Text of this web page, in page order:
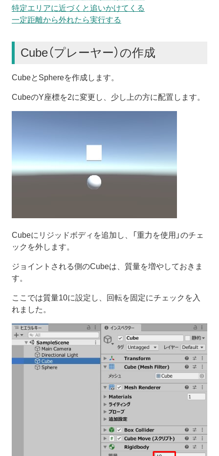
特定エリアに近づくと追いかけてくる
一定距離から外れたら実行する
Cube（プレーヤー）の作成
CubeとSphereを作成します。
CubeのY座標を2に変更し、少し上の方に配置します。
Cubeにリジッドボディを追加し、「重力を使用」のチェ
ックを外します。
ジョイントされる側のCubeは、質量を増やしておきま
す。
ここでは質量10に設定し、回転を固定にチェックを入
れました。